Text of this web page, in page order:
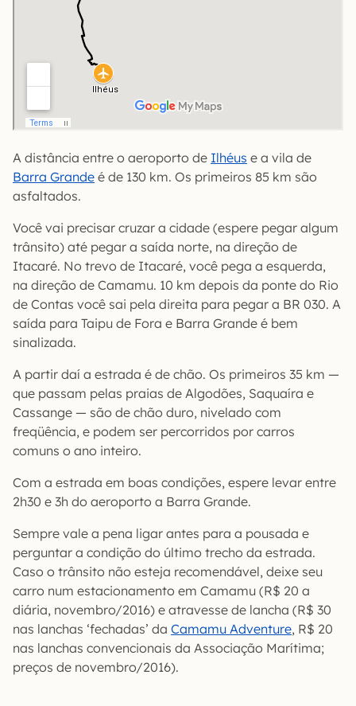
A distância entre o aeroporto de Ilhéus e a vila de
Barra Grande é de 130 km. Os primeiros 85 km são
asfaltados.
Você vai precisar cruzar a cidade (espere pegar algum
trânsito) até pegar a saída norte, na direção de
Itacaré. No trevo de Itacaré, você pega a esquerda,
na direção de Camamu. 10 km depois da ponte do Rio
de Contas você sai pela direita para pegar a BR 030. A
saída para Taipu de Fora e Barra Grande é bem
sinalizada.
A partir daí a estrada é de chão. Os primeiros 35 km —
que passam pelas praias de Algodões, Saquaíra e
Cassange — são de chão duro, nivelado com
freqüência, e podem ser percorridos por carros
comuns o ano inteiro.
Com a estrada em boas condições, espere levar entre
2h30 e 3h do aeroporto a Barra Grande.
Sempre vale a pena ligar antes para a pousada e
perguntar a condição do último trecho da estrada.
Caso o trânsito não esteja recomendável, deixe seu
carro num estacionamento em Camamu (R$ 20 a
diária, novembro/2016) e atravesse de lancha (R$ 30
nas lanchas ‘fechadas’ da Camamu Adventure, R$ 20
nas lanchas convencionais da Associação Marítima;
preços de novembro/2016).